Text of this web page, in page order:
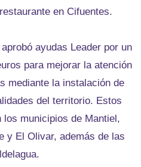
en Cifuentes.
ayudas Leader por un
para mejorar la atención
mediante la instalación de
del territorio. Estos
municipios de Mantiel,
y El Olivar, además de las